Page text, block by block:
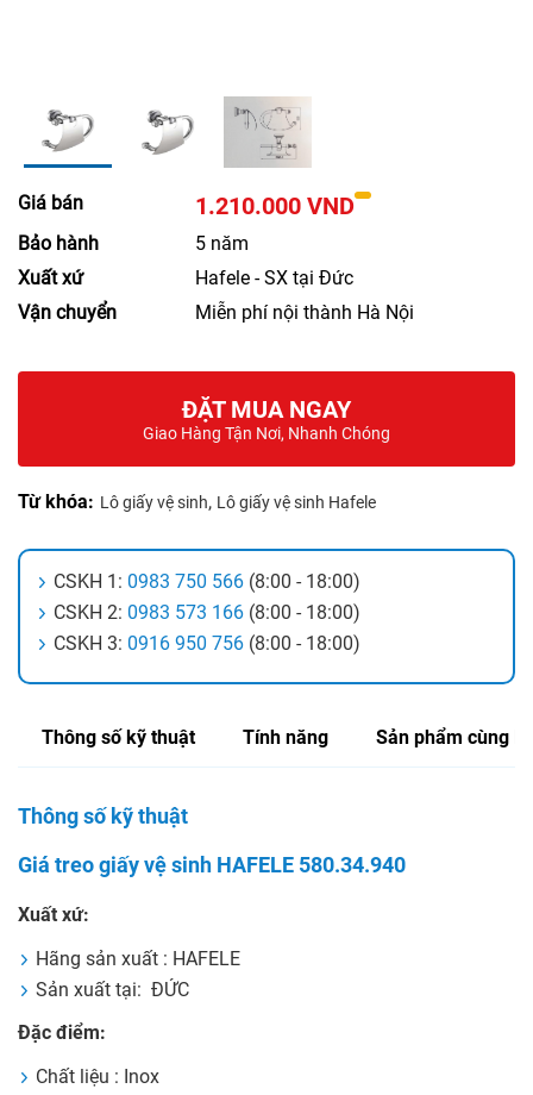
Giá bán 1.210.000 VND
Bảo hành
5 năm
Xuất xứ
Hafele - SX tại Đức
Vận chuyển
Miễn phí nội thành Hà Nội
ĐẶT MUA NGAY
Giao Hàng Tận Nơi, Nhanh Chóng
Từ khóa: Lô giấy vệ sinh, Lô giấy vệ sinh Hafele
CSKH 1: 0983 750 566 (8:00 - 18:00)
CSKH 2: 0983 573 166 (8:00 - 18:00)
CSKH 3: 0916 950 756 (8:00 - 18:00)
Thông số kỹ thuật Tính năng Sản phẩm cùng
Thông số kỹ thuật
Giá treo giấy vệ sinh HAFELE 580.34.940
Xuất xứ:
Hãng sản xuất : HAFELE
Sản xuất tại: ĐỨC
Đặc điểm:
Chất liệu : Inox